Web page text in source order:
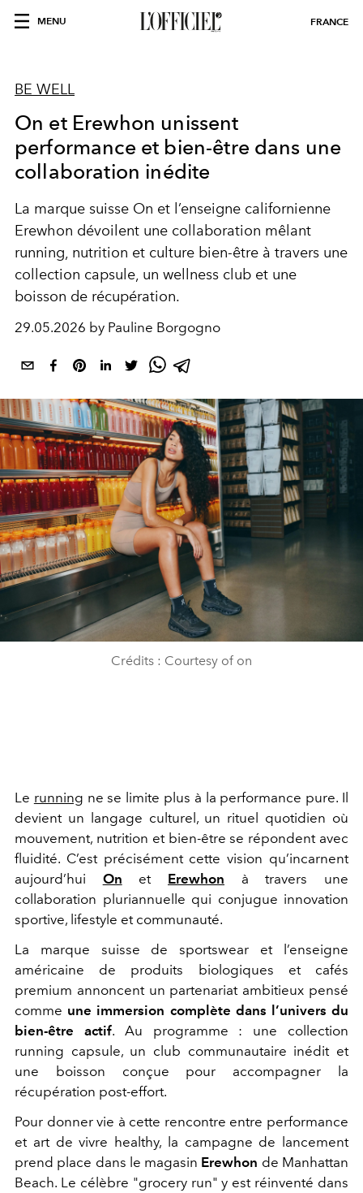
MENU FRANCE
BE WELL
On et Erewhon unissent
performance et bien-être dans une
collaboration inédite
La marque suisse On et l’enseigne californienne
Erewhon dévoilent une collaboration mêlant
running, nutrition et culture bien-être à travers une
collection capsule, un wellness club et une
boisson de récupération.
29.05.2026 by Pauline Borgogno
Crédits : Courtesy of on
Le running ne se limite plus à la performance pure. Il
devient un langage culturel, un rituel quotidien où
mouvement, nutrition et bien-être se répondent avec
fluidité. C’est précisément cette vision qu’incarnent
aujourd’hui On et Erewhon à travers une
collaboration pluriannuelle qui conjugue innovation
sportive, lifestyle et communauté.
La marque suisse de sportswear et l’enseigne
américaine de produits biologiques et cafés
premium annoncent un partenariat ambitieux pensé
comme une immersion complète dans l’univers du
bien-être actif. Au programme : une collection
running capsule, un club communautaire inédit et
une boisson conçue pour accompagner la
récupération post-effort.
Pour donner vie à cette rencontre entre performance
et art de vivre healthy, la campagne de lancement
prend place dans le magasin Erewhon de Manhattan
Beach. Le célèbre "grocery run" y est réinventé dans